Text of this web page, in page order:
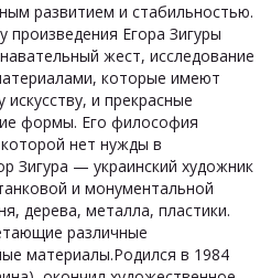
развитием и стабильностью.
Егора Зигуры
жест, исследование
которые имеют
и прекрасные
формы. Его философия
нет нужды в
Зигура — украинский художник
и монументальной
дерева, металла, пластики.
различные
материалы.Родился в 1984